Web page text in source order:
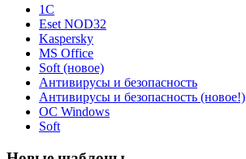
1С
Eset NOD32
Kaspersky
MS Office
Soft (новое)
Антивирусы и безопасность
Антивирусы и безопасность (новое!)
ОС Windows
Soft